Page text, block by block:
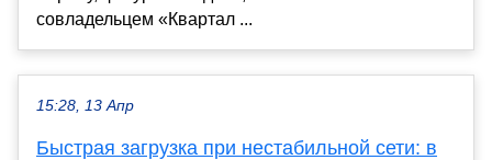
совладельцем «Квартал ...
15:28, 13 Апр
Быстрая загрузка при нестабильной сети: в